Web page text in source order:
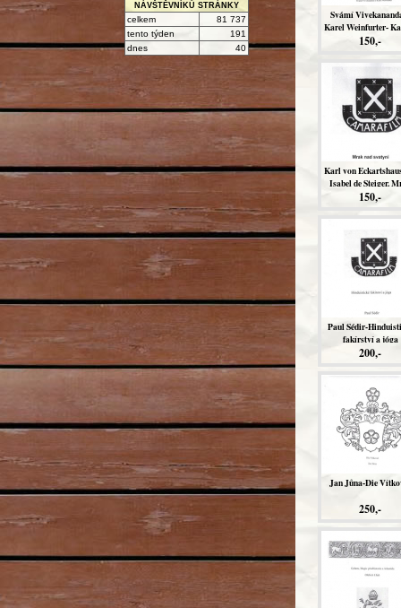
Svámí
Karel Weinfurter-
yoga - cesta k
skutky
150,-
Karl von
Isabel de Steiger.
nad svatyní
dopisy o vnitřní
svatyni světla a
150,-
Paul Sédir-
fakírství a jóga
200,-
Jan Jůna-Die
250,-
NÁVŠTĚVNÍKŮ STRÁNKY
celkem
81 737
tento týden
191
dnes
40